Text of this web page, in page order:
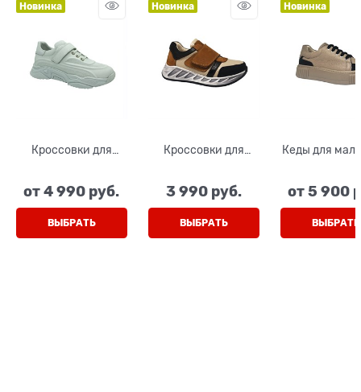
Новинка
Кроссовки для
шнурки/липучка
от4 990 руб.
ВЫБРАТЬ
Новинка
Кроссовки для
коричневый, на
липучке
3 990 руб.
ВЫБРАТЬ
Новинка
Кеды для
молния
от5 900
ВЫБРАТЬ